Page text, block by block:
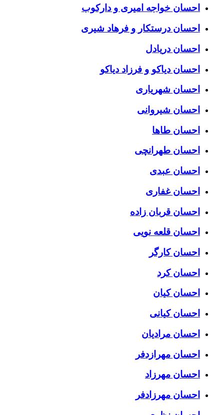
احسان خواجه امیری و دارکوب
احسان درستكار و فرهاد شيرى
احسان دریادل
احسان دیاکو و فرزاد دیاکو
احسان شهریاری
احسان شیروانی
احسان طاها
احسان طهرانچی
احسان عبدی
احسان غفاری
احسان قربان زاده
احسان قلعه نویی
احسان کارگر
احسان کرد
احسان کیان
احسان کیانی
احسان مرادیان
احسان مهرازدفر
احسان مهرزاد
احسان مهرزادفر